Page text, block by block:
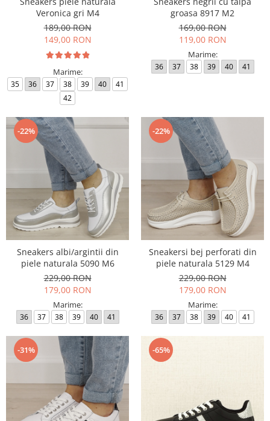
Veronica gri M4
189,00 RON
149,00 RON
Marime:
35 36 37 38 39 40
41
42
groasa 8917 M2
169,00 RON
119,00 RON
Marime:
36 37 38 39 40 41
-22%
Sneakers albi/argintii din
piele naturala 5090 M6
229,00 RON
179,00 RON
Marime:
36 37 38 39 40 41
-22%
Sneakersi bej perforati din
piele naturala 5129 M4
229,00 RON
179,00 RON
Marime:
36 37 38 39 40 41
-31% -65%